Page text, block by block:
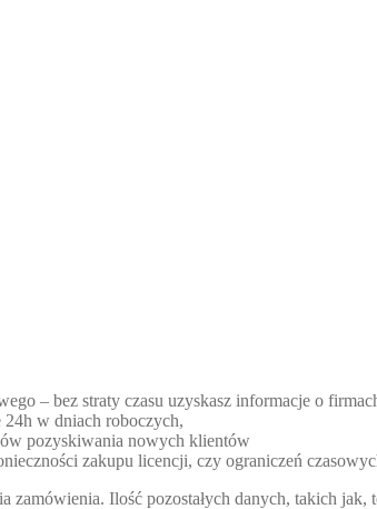
– bez straty czasu uzyskasz informacje o
w dniach roboczych,
pozyskiwania nowych klientów
zakupu licencji, czy ograniczeń
zamówienia. Ilość pozostałych danych, takich